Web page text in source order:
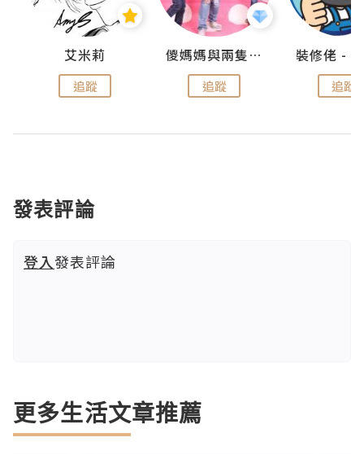
艾米莉
追蹤
儍媽媽與兩隻小魔怪之家
追蹤 追蹤
發表評論
登入發表評論
更多生活文章推薦